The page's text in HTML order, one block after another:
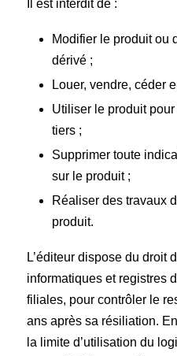
Il est interdit de :
Modifier le produit ou
dérivé ;
Louer, vendre, céder
Utiliser le produit
tiers ;
Supprimer toute
sur le produit ;
Réaliser des travaux
produit.
L’éditeur dispose du droit
informatiques et registres
filiales, pour contrôler le
ans après sa résiliation.
la limite d’utilisation du